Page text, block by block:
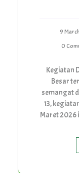
9
0
Kegiatan
Besar
semangat
13,
Maret 2026